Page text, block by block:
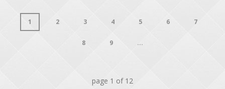
1 2 3 4 5 6 7
8 9 ...
page 1 of 12